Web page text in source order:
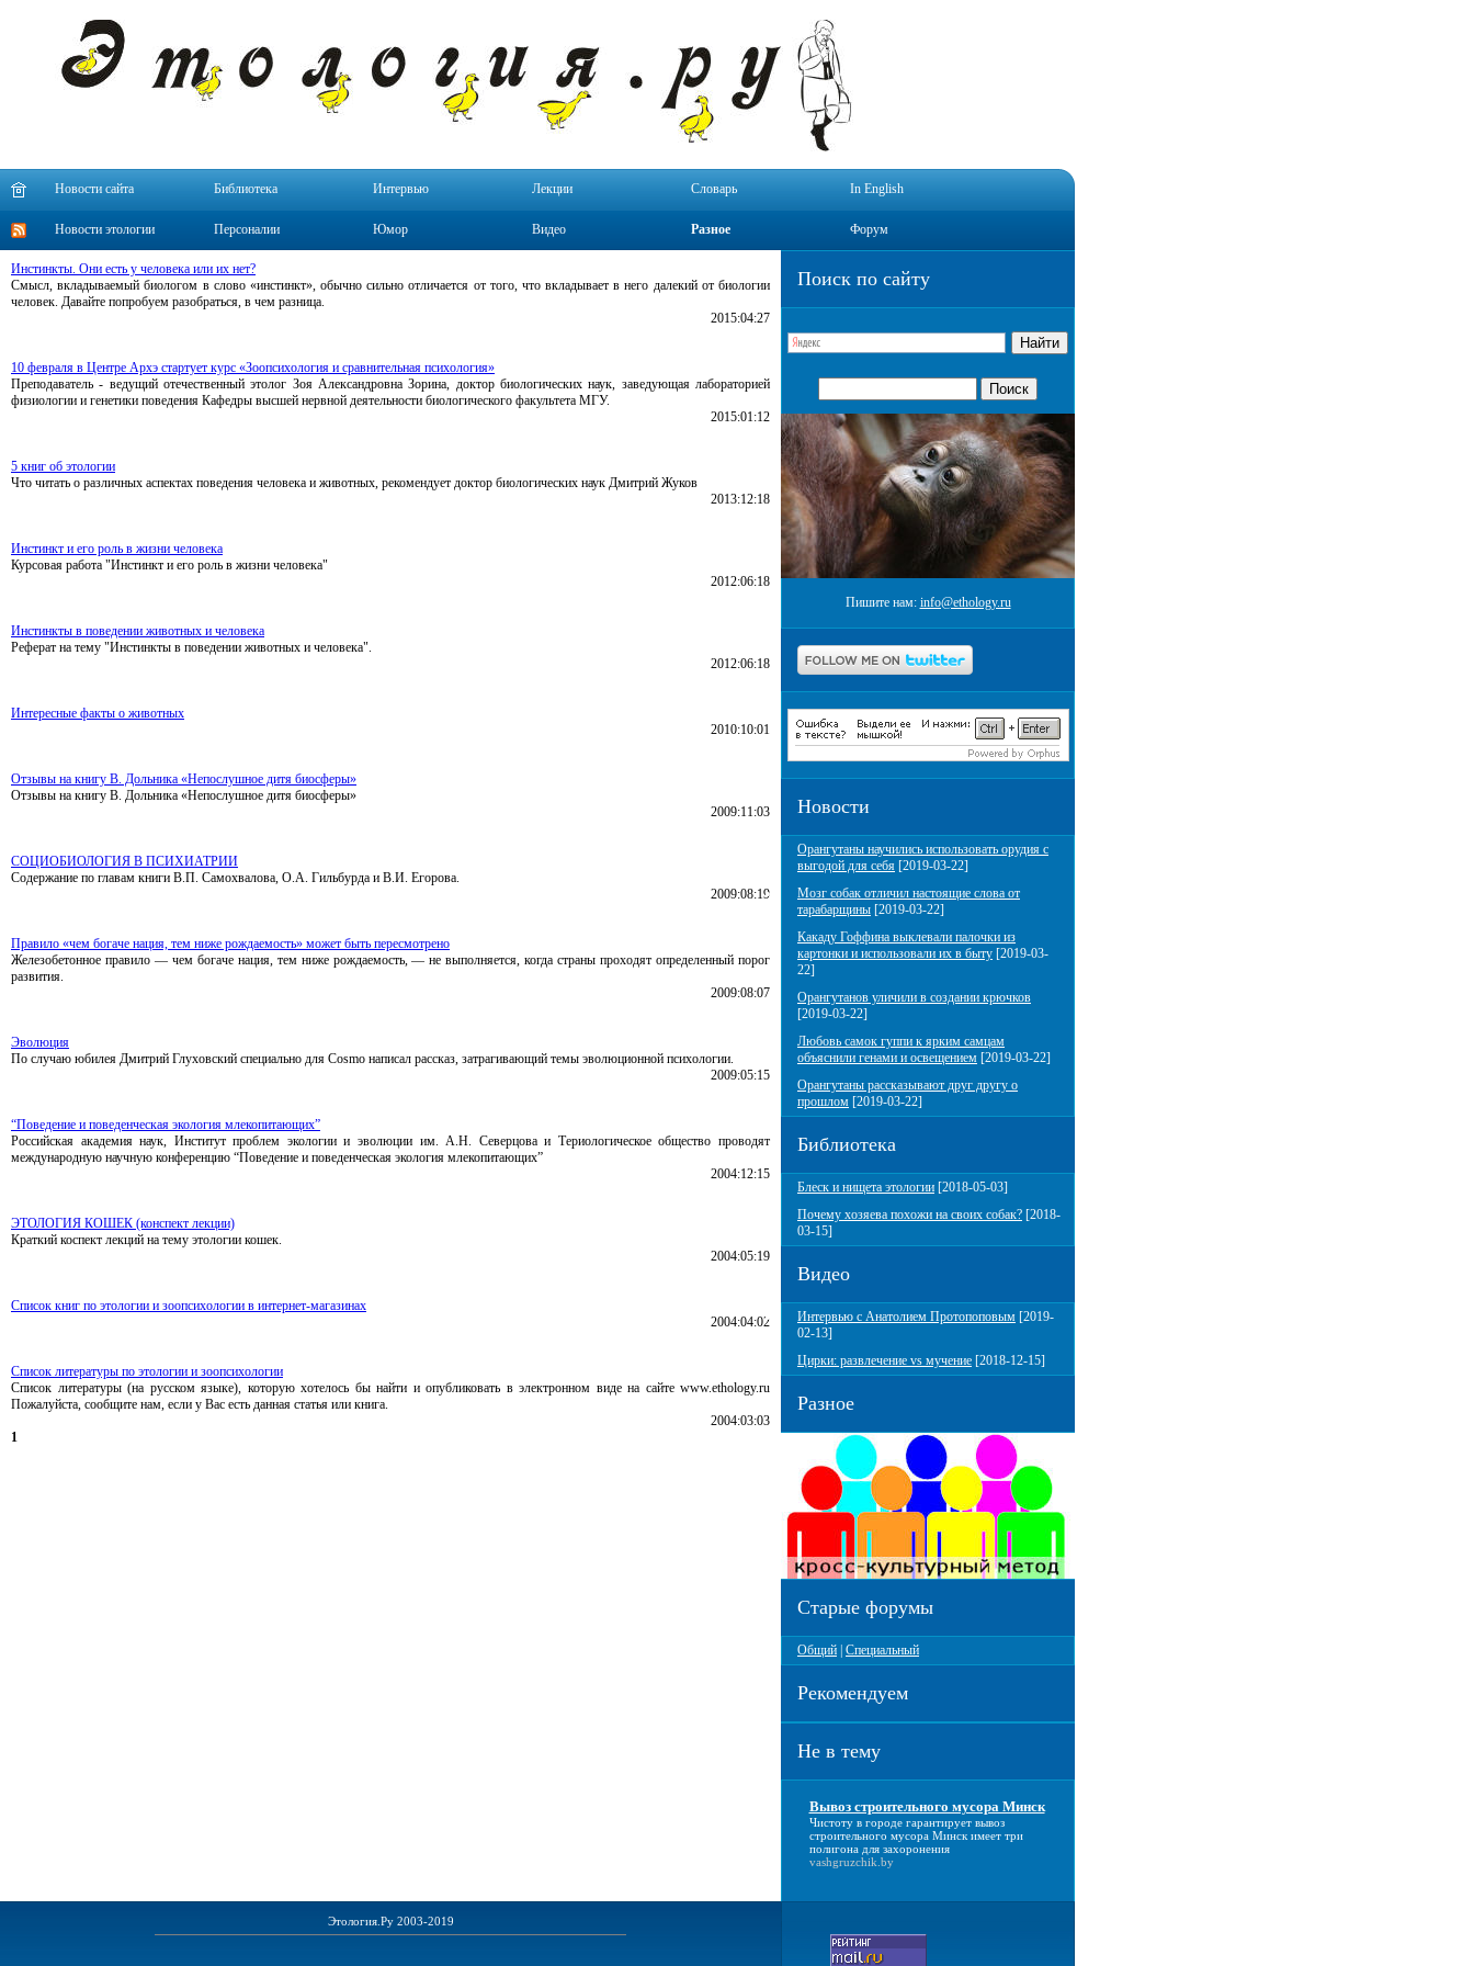
Новости сайта Библиотека Интервью Лекции Словарь In English
Новости этологии Персоналии Юмор Видео Разное Форум
Поиск по сайту
Пишите нам: info@ethology.ru
Новости
Орангутаны научились использовать орудия с
выгодой для себя [2019-03-22]
Мозг собак отличил настоящие слова от
тарабарщины [2019-03-22]
Какаду Гоффина выклевали палочки из
картонки и использовали их в быту [2019-03-
22]
Орангутанов уличили в создании крючков
[2019-03-22]
Любовь самок гуппи к ярким самцам
объяснили генами и освещением [2019-03-22]
Орангутаны рассказывают друг другу о
прошлом [2019-03-22]
Библиотека
Блеск и нищета этологии [2018-05-03]
Почему хозяева похожи на своих собак? [2018-
03-15]
Видео
Интервью с Анатолием Протопоповым [2019-
02-13]
Цирки: развлечение vs мучение [2018-12-15]
Разное
Старые форумы
Общий Специальный
Рекомендуем
Не в тему
Вывоз строительного мусора Минск
Чистоту в городе гарантирует вывоз
строительного мусора Минскимеет три
полигона для захоронения
vashgruzchik.by
Инстинкты. Они есть у человека или их нет?
Смысл, вкладываемый биологом в слово «инстинкт», обычно сильно отличается от того, что вкладывает в него далекий от биологии
человек. Давайте попробуем разобраться, в чем разница.
2015:04:27
10 февраля в Центре Архэ стартует курс «Зоопсихология и сравнительная психология»
Преподаватель - ведущий отечественный этолог Зоя Александровна Зорина, доктор биологических наук, заведующая лабораторией
физиологии и генетики поведения Кафедры высшей нервной деятельности биологического факультета МГУ.
2015:01:12
5 книг об этологии
Что читать о различных аспектах поведения человека и животных, рекомендует доктор биологических наук Дмитрий Жуков
2013:12:18
Инстинкт и его роль в жизни человека
Курсовая работа "Инстинкт и его роль в жизни человека"
2012:06:18
Инстинкты в поведении животных и человека
Реферат на тему "Инстинкты в поведении животных и человека".
2012:06:18
Интересные факты о животных
2010:10:01
Отзывы на книгу В. Дольника «Непослушное дитя биосферы»
Отзывы на книгу В. Дольника «Непослушное дитя биосферы»
2009:11:03
СОЦИОБИОЛОГИЯ В ПСИХИАТРИИ
Содержание по главам книги В.П. Самохвалова, О.А. Гильбурда и В.И. Егорова.
2009:08:19
Правило «чем богаче нация, тем ниже рождаемость» может быть пересмотрено
Железобетонное правило — чем богаче нация, тем ниже рождаемость, — не выполняется, когда страны проходят определенный порог
развития.
2009:08:07
Эволюция
По случаю юбилея Дмитрий Глуховский специально для Сosmo написал рассказ, затрагивающий темы эволюционной психологии.
2009:05:15
“Поведение и поведенческая экология млекопитающих”
Российская академия наук, Институт проблем экологии и эволюции им. А.Н. Северцова и Териологическое общество проводят
международную научную конференцию “Поведение и поведенческая экология млекопитающих”
2004:12:15
ЭТОЛОГИЯ КОШЕК (конспект лекции)
Краткий коспект лекций на тему этологии кошек.
2004:05:19
Список книг по этологии и зоопсихологии в интернет-магазинах
2004:04:02
Список литературы по этологии и зоопсихологии
Список литературы (на русском языке), которую хотелось бы найти и опубликовать в электронном виде на сайте www.ethology.ru
Пожалуйста, сообщите нам, если у Вас есть данная статья или книга.
2004:03:03
1
Этология.Ру 2003-2019